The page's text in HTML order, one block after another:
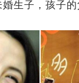
生子，孩子的